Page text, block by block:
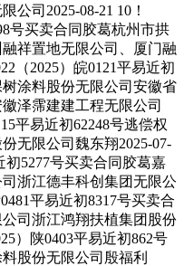
公司2025-08-21 10！
号买卖合同胶葛杭州市拱
祥置地无限公司、厦门融
（2025）皖0121平易近初
涂料股份无限公司安徽省
泽霈建建工程无限公司
平易近初62248号逃偿权
无限公司魏东翔2025-07-
初5277号买卖合同胶葛嘉
浙江德丰科创集团无限公
平易近初8317号买卖合
司浙江鸿翔扶植集团股份
）陕0403平易近初862号
股份无限公司殷福利